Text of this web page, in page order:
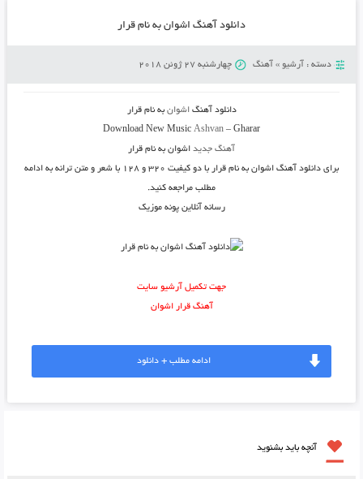
دانلود آهنگ اشوان به نام قرار
دسته : آرشیو » آهنگ چهارشنبه 27 ژوئن 2018
دانلود آهنگاشوان به نامقرار
Download New MusicAshvan –Gharar
آهنگ جدیداشوان به نام قرار
برای دانلود آهنگ اشوان به نام قرار
با دو کیفیت ۳۲۰ و ۱۲۸ با شعر و متن ترانه به ادامه
مطلب مراجعه کنید.
رسانه آنلاین پونه موزیک
جهت تکمیل آرشیو سایت
آهنگ قرار اشوان
ادامه مطلب + دانلود
آنچه باید بشنوید